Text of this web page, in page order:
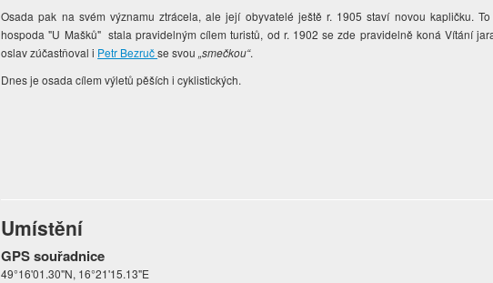
Osada pak na svém významu ztrácela, ale její obyvatelé ještě r. 1905 staví novou kapličku.
hospoda "U Mašků" stala pravidelným cílem turistů, od r. 1902 se zde pravidelně koná Vítání
oslav zúčastňoval i Petr Bezručse svou„smečkou“.
Dnes je osada cílem výletů pěších i cyklistických.
Umístění
GPS souřadnice
49°16'01.30"N, 16°21'15.13"E